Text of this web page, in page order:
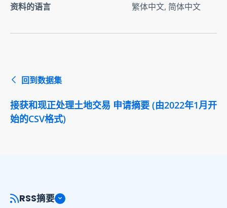
资料的语言
繁体中文, 简体中文
回到数据集
接获和现正处理土地交易 申请摘要 (由2022年1月开
始的CSV格式)
RSS摘要